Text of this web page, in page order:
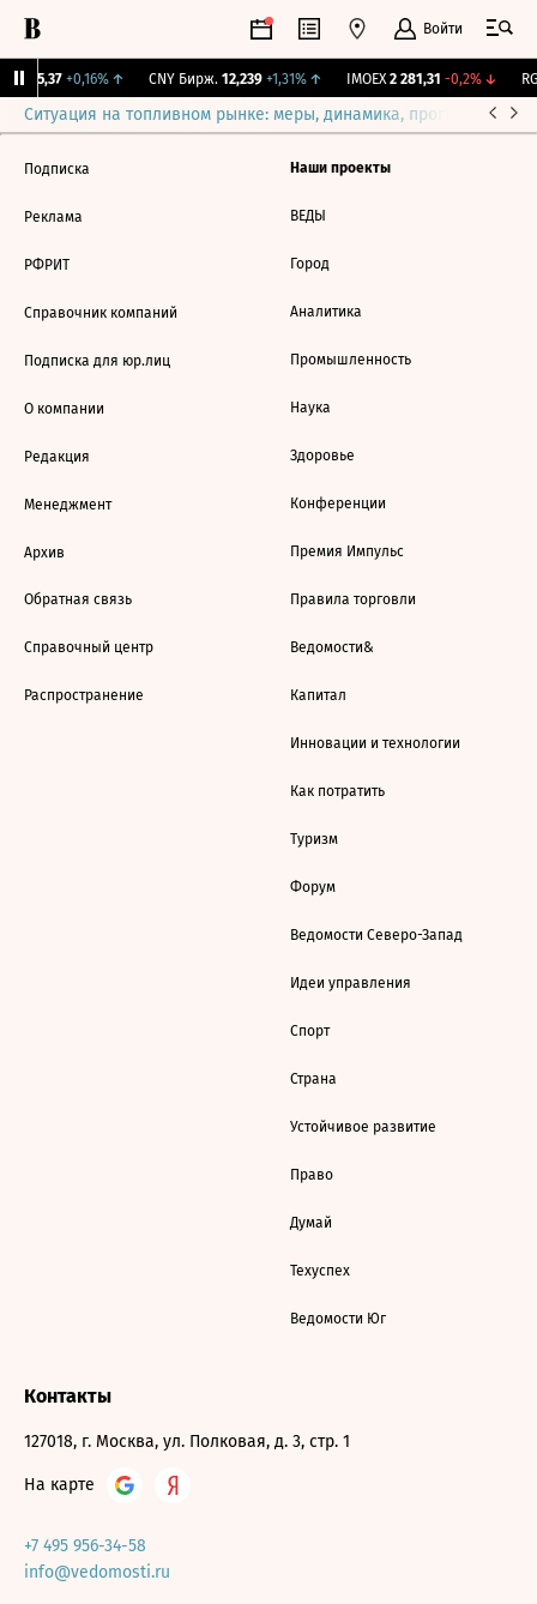
Войти
115,37 +0,16%↑ CNY Бирж. 12,239 +1,31%↑ IMOEX 2 281,31 -0,2%↓
Ситуация на топливном рынке: меры, динамика, прогнозы
Подписка
Реклама
РФРИТ
Справочник компаний
Подписка для юр.лиц
О компании
Редакция
Менеджмент
Архив
Обратная связь
Справочный центр
Распространение
Наши проекты
ВЕДЫ
Город
Аналитика
Промышленность
Наука
Здоровье
Конференции
Премия Импульс
Правила торговли
Ведомости&
Капитал
Инновации и технологии
Как потратить
Туризм
Форум
Ведомости Северо-Запад
Идеи управления
Спорт
Страна
Устойчивое развитие
Право
Думай
Техуспех
Ведомости Юг
Контакты
127018, г. Москва, ул. Полковая, д. 3, стр. 1
На карте
+7 495 956-34-58
info@vedomosti.ru